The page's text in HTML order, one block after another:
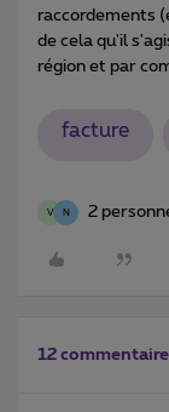
raccordements
de cela qu'il
région et par
facture
V N 2
12